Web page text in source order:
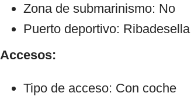
Zona de submarinismo: No
Puerto deportivo:
Accesos:
Tipo de acceso: Con coche